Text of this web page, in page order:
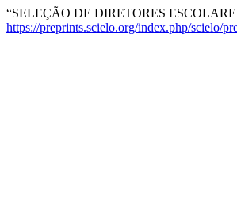
“SELEÇÃO DE DIRETORES
https://preprints.scielo.org/index.php/scielo/